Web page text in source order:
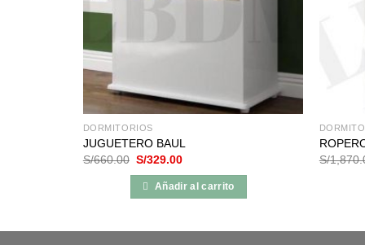
DORMITORIOS
JUGUETERO BAUL
S/660.00 El
original
era:
S/329.00El
actual
es:
Añadir al carrito
S/